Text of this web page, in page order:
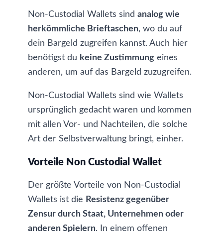
Non-Custodial Wallets sind analog wie
herkömmliche Brieftaschen, wo du auf
dein Bargeld zugreifen kannst. Auch hier
benötigst du keine Zustimmung eines
anderen, um auf das Bargeld zuzugreifen.
Non-Custodial Wallets sind wie Wallets
ursprünglich gedacht waren und kommen
mit allen Vor- und Nachteilen, die solche
Art der Selbstverwaltung bringt, einher.
Vorteile Non Custodial Wallet
Der größte Vorteile von Non-Custodial
Wallets ist die Resistenz gegenüber
Zensur durch Staat, Unternehmen oder
anderen Spielern. In einem offenen